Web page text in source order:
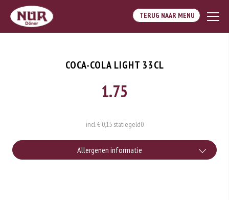
TERUG NAAR MENU
COCA-COLA LIGHT 33CL
1.75
incl. € 0,15 statiegeld0
Allergenen informatie